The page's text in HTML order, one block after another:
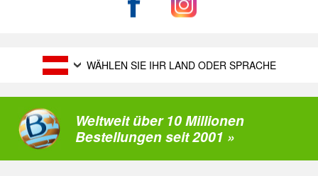
WÄHLEN SIE IHR LAND ODER SPRACHE
Weltweit über 10 Millionen
Bestellungen seit 2001 »